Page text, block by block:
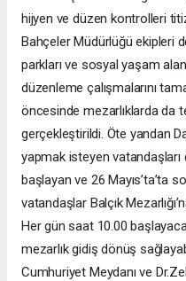
hijyen ve düzen kontrolleri
Bahçeler Müdürlüğü ekipleri
parkları ve sosyal yaşam
düzenleme çalışmalarını
öncesinde mezarlıklarda da
gerçekleştirildi. Öte yandan
yapmak isteyen vatandaşları
başlayan ve 26 Mayıs’ta’ta
vatandaşlar Balçık
Her gün saat 10.00
mezarlık gidiş dönüş
Cumhuriyet Meydanı ve